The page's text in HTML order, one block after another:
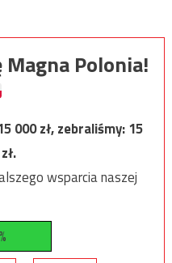
Polonia!
000zł, zebraliśmy:15
zł.
wsparcia naszej